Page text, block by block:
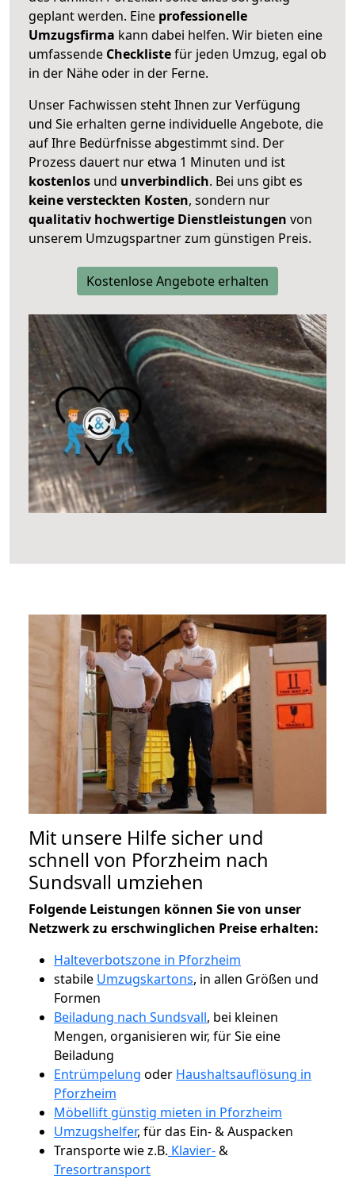
geplant werden. Eine professionelle
Umzugsfirma kann dabei helfen. Wir bieten eine
umfassende Checklistefür jeden Umzug, egal ob
in der Nähe oder in der Ferne.
Unser Fachwissen steht Ihnen zur Verfügung
und Sie erhalten gerne individuelle Angebote, die
auf Ihre Bedürfnisse abgestimmt sind. Der
Prozess dauert nur etwa 1 Minuten und ist
kostenlos und unverbindlich. Bei uns gibt es
keine versteckten Kosten, sondern nur
qualitativ hochwertige Dienstleistungen von
unserem Umzugspartner zum günstigen Preis.
Kostenlose Angebote erhalten
Mit unsere Hilfe sicher und
schnell von Pforzheim nach
Sundsvall umziehen
Folgende Leistungen können Sie von unser
Netzwerk zu erschwinglichen Preise erhalten:
Halteverbotszone in Pforzheim
stabile Umzugskartons, in allen Größen und
Formen
Beiladung nach Sundsvall, bei kleinen
Mengen, organisieren wir, für Sie eine
Beiladung
Entrümpelung oder Haushaltsauflösung in
Pforzheim
Möbellift günstig mieten in Pforzheim
Umzugshelfer, für das Ein- & Auspacken
Transporte wie z.B. Klavier-&
Tresortransport